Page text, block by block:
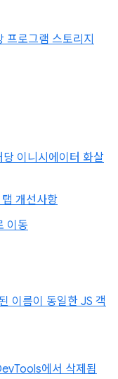
프로그램 스토리지
이니시에이터 화살
개선사항
이동
이름이 동일한 JS 객
에서 삭제됨